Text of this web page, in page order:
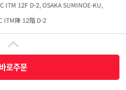
바로주문
ITM 12F D-2, OSAKA SUMINOE-KU,
ITM陳 12階 D-2
있습니다.
ALL RIGHTS RESERVED